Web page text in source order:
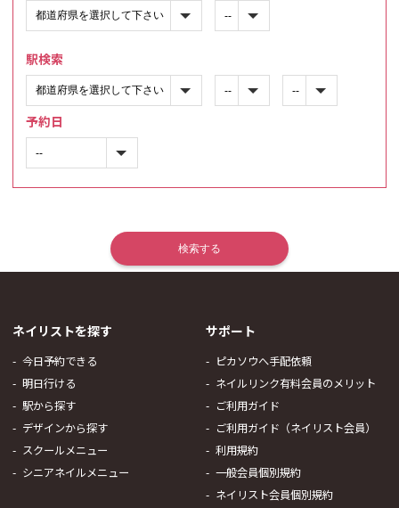
駅検索
予約日
ネイリストを探す
今日予約できる
明日行ける
駅から探す
デザインから探す
スクールメニュー
シニアネイルメニュー
サポート
ピカソウへ手配依頼
ネイルリンク有料会員のメリット
ご利用ガイド
ご利用ガイド（ネイリスト会員）
利用規約
一般会員個別規約
ネイリスト会員個別規約